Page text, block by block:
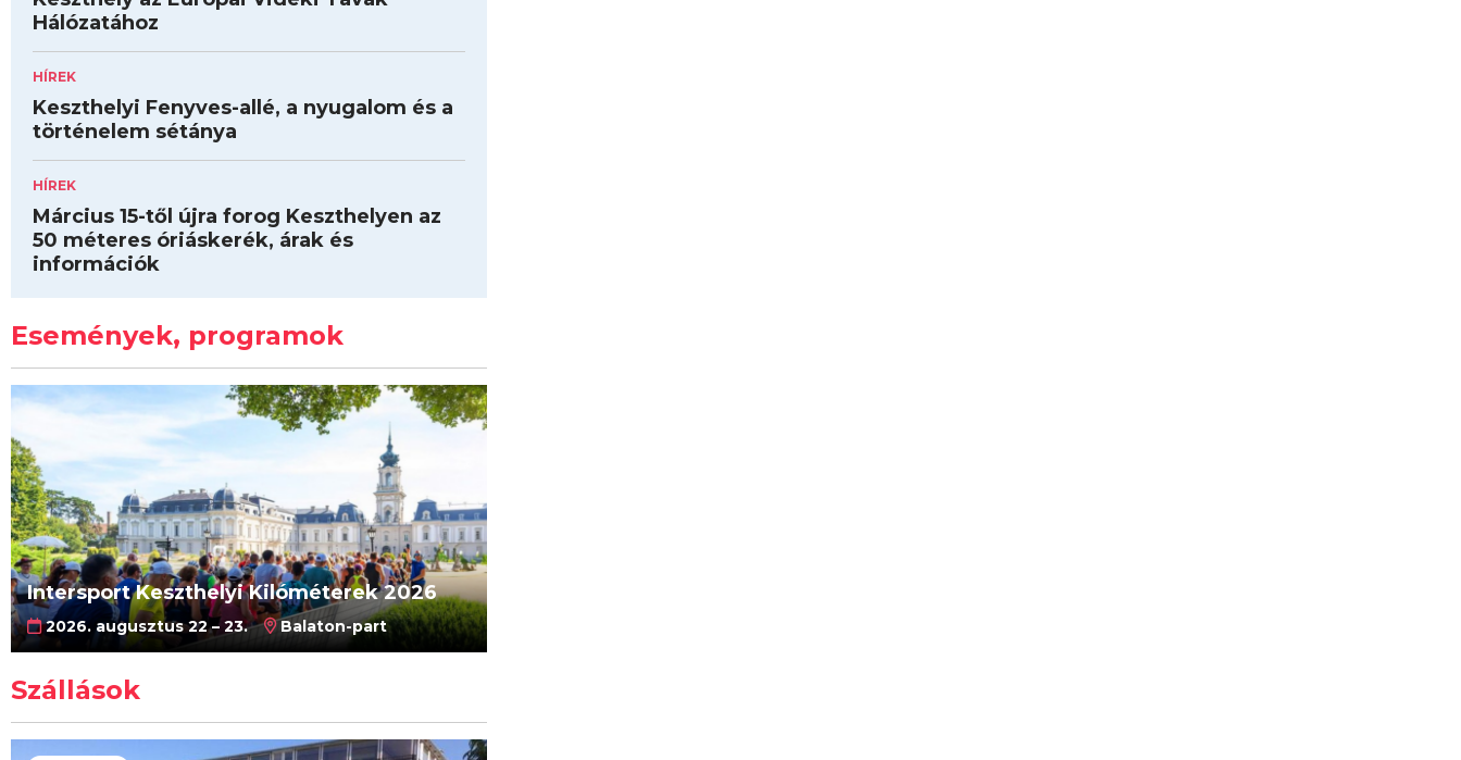
Hálózatához
HÍREK
Keszthelyi Fenyves-allé, a nyugalom és a
történelem sétánya
HÍREK
Március 15-től újra forog Keszthelyen az
50 méteres óriáskerék, árak és
információk
Események, programok
Intersport Keszthelyi Kilóméterek 2026
2026. augusztus 22 – 23. Balaton-part
Szállások